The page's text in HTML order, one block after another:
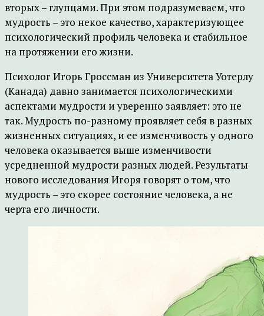
вторых – глупцами. При этом подразумеваем, что
мудрость – это некое качество, характеризующее
психологический профиль человека и стабильное
на протяжении его жизни.
Психолог Игорь Гроссман из Университета Уотерлу
(Канада) давно занимается психологическими
аспектами мудрости и уверенно заявляет: это не
так. Мудрость по-разному проявляет себя в разных
жизненных ситуациях, и ее изменчивость у одного
человека оказывается выше изменчивости
усредненной мудрости разных людей. Результаты
нового исследования Игоря говорят о том, что
мудрость – это скорее состояние человека, а не
черта его личности.